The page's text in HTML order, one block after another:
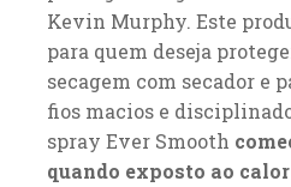
Kevin Murphy. Este
para quem deseja
secagem com secador e
fios macios e
spray Ever Smooth
quando exposto ao